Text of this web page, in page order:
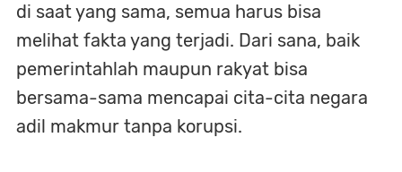
di saat yang sama, semua harus bisa
melihat fakta yang terjadi. Dari sana, baik
pemerintahlah maupun rakyat bisa
bersama-sama mencapai cita-cita negara
adil makmur tanpa korupsi.